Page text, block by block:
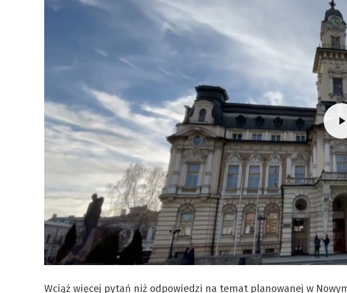
Wciąż więcej pytań niż odpowiedzi na temat planowanej w